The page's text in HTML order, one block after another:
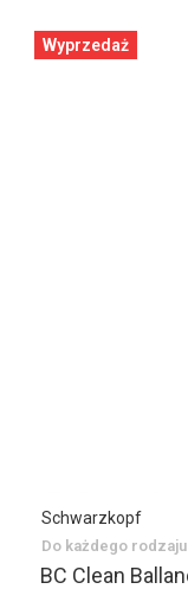
Wyprzedaż
Schwarzkopf
Do każdego rodzaju
BC Clean